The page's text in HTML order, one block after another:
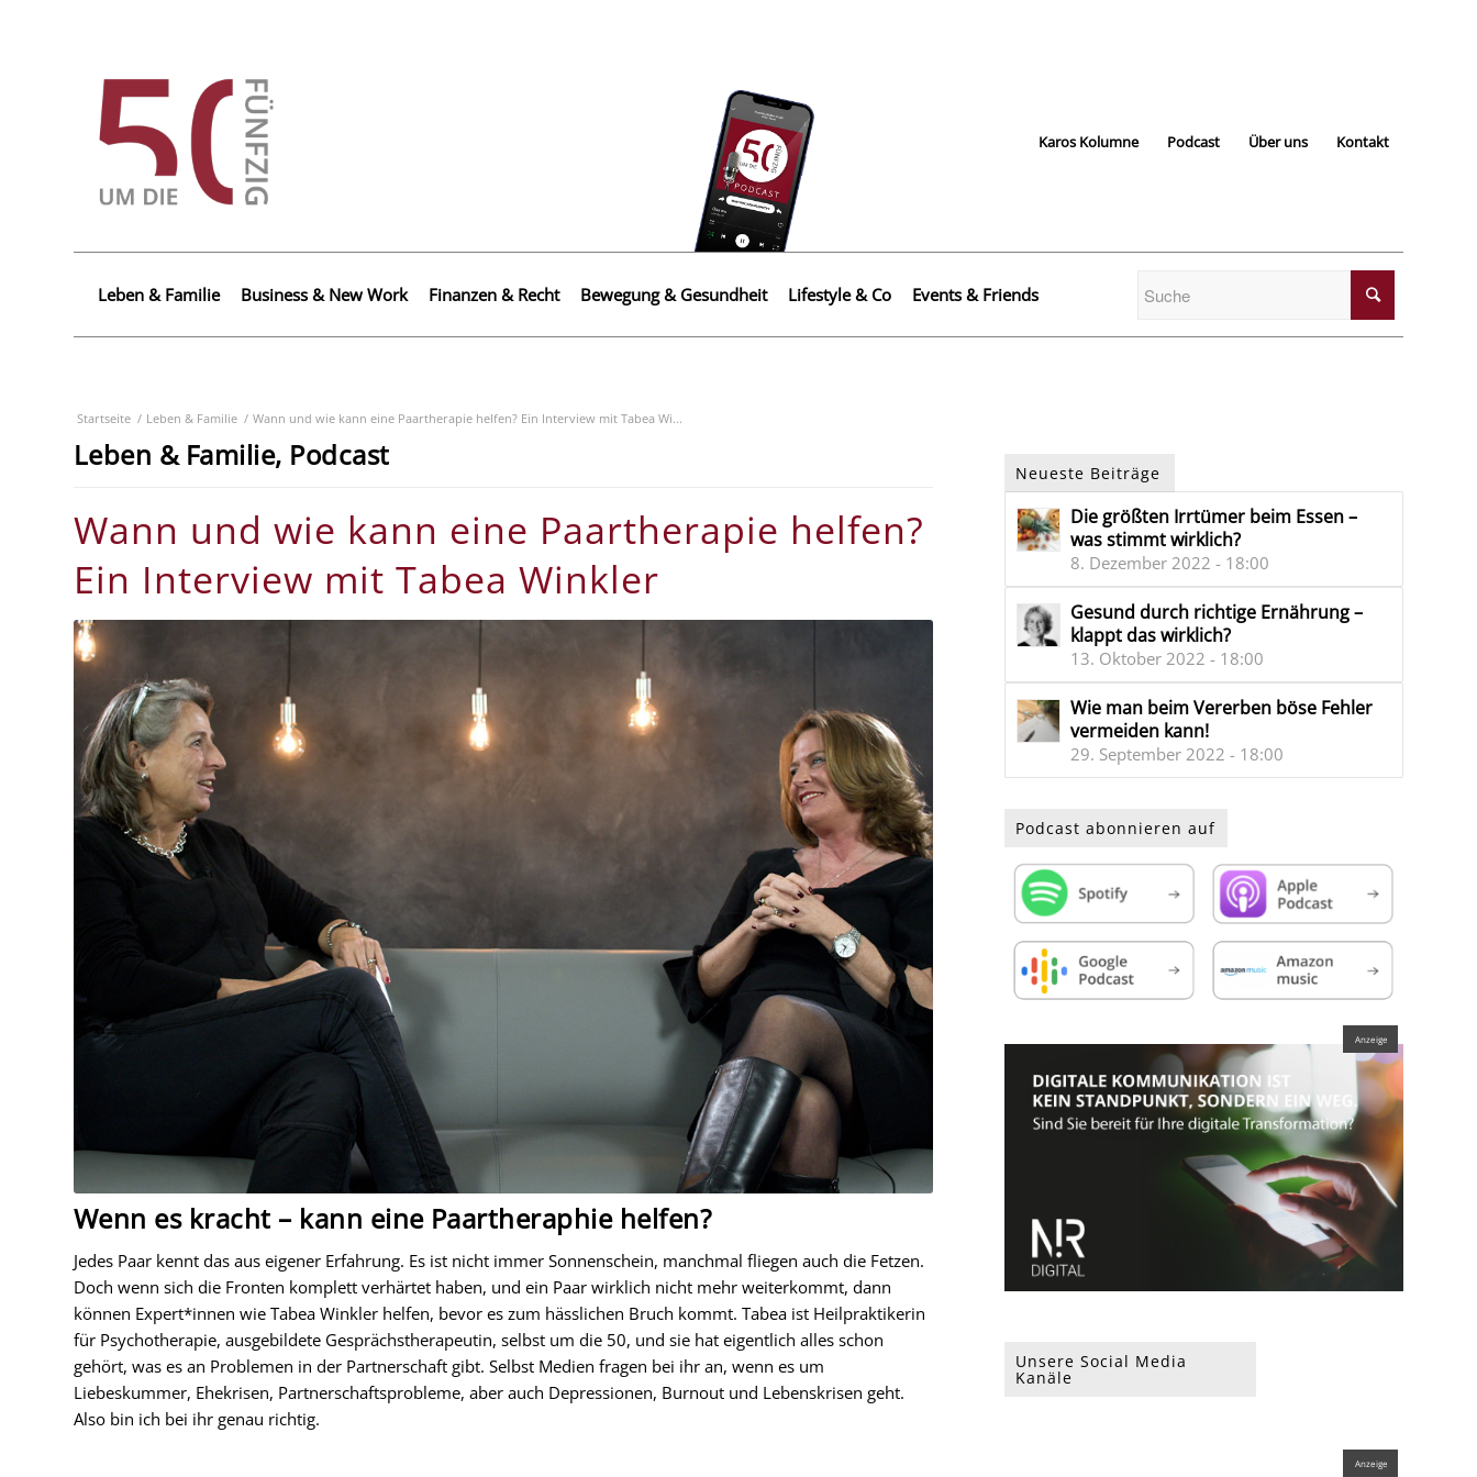
Karos Kolumne Podcast Über uns Kontakt
Leben & Familie Business & New Work Finanzen & Recht Bewegung & Gesundheit Lifestyle & Co Events & Friends
Startseite / Leben & Familie / Wann und wie kann eine Paartherapie helfen? Ein Interview mit Tabea Wi...
Leben & Familie, Podcast
Wann und wie kann eine Paartherapie helfen?
Ein Interview mit Tabea Winkler
Wenn es kracht – kann eine Paartheraphie helfen?
Jedes Paar kennt das aus eigener Erfahrung. Es ist nicht immer Sonnenschein, manchmal fliegen auch die Fetzen.
Doch wenn sich die Fronten komplett verhärtet haben, und ein Paar wirklich nicht mehr weiterkommt, dann
können Expert*innen wie Tabea Winkler helfen, bevor es zum hässlichen Bruch kommt. Tabea ist Heilpraktikerin
für Psychotherapie, ausgebildete Gesprächstherapeutin, selbst um die 50, und sie hat eigentlich alles schon
gehört, was es an Problemen in der Partnerschaft gibt. Selbst Medien fragen bei ihr an, wenn es um
Liebeskummer, Ehekrisen, Partnerschaftsprobleme, aber auch Depressionen, Burnout und Lebenskrisen geht.
Also bin ich bei ihr genau richtig.
Neueste Beiträge
Die größten Irrtümer beim Essen –
was stimmt wirklich?
8. Dezember 2022 - 18:00
Gesund durch richtige Ernährung –
klappt das wirklich?
13. Oktober 2022 - 18:00
Wie man beim Vererben böse Fehler
vermeiden kann!
29. September 2022 - 18:00
Podcast abonnieren auf
Unsere Social Media
Kanäle